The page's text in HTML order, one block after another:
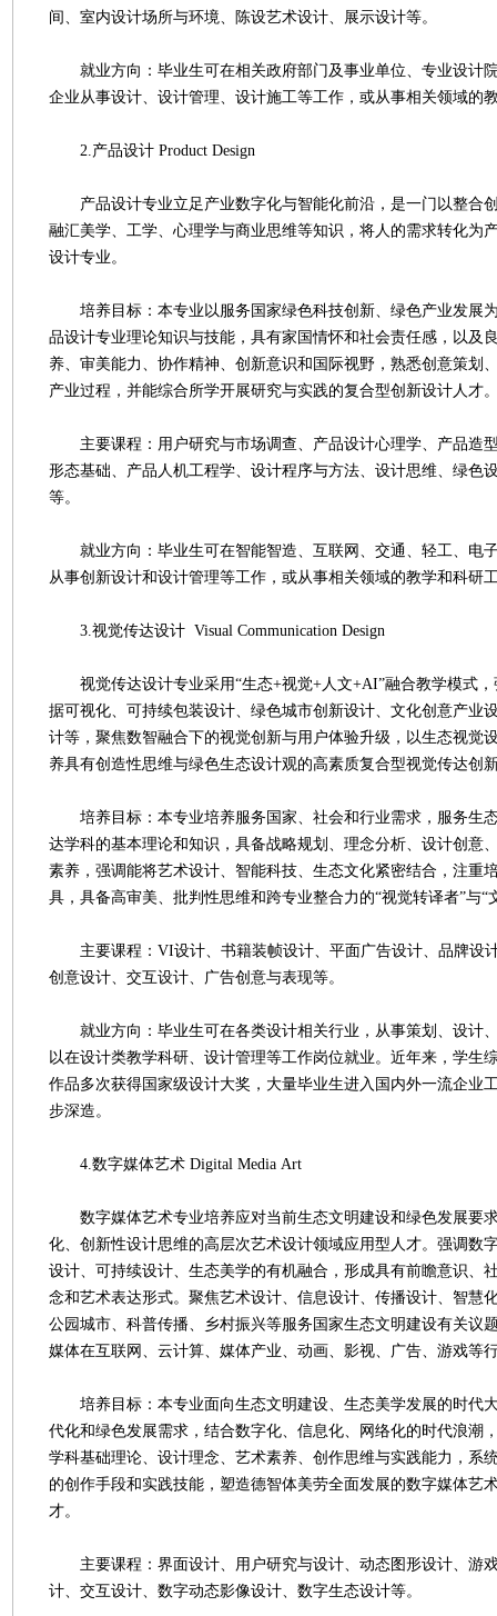
间、室内设计场所与环境、陈设艺术设计、展示设计等。
就业方向：毕业生可在相关政府部门及事业单位、专业设计
企业从事设计、设计管理、设计施工等工作，或从事相关领域的
2.产品设计 Product Design
产品设计专业立足产业数字化与智能化前沿，是一门以整合
融汇美学、工学、心理学与商业思维等知识，将人的需求转化为
设计专业。
培养目标：本专业以服务国家绿色科技创新、绿色产业发展
品设计专业理论知识与技能，具有家国情怀和社会责任感，以及
养、审美能力、协作精神、创新意识和国际视野，熟悉创意策划
产业过程，并能综合所学开展研究与实践的复合型创新设计人才
主要课程：用户研究与市场调查、产品设计心理学、产品造
形态基础、产品人机工程学、设计程序与方法、设计思维、绿色
等。
就业方向：毕业生可在智能智造、互联网、交通、轻工、电
从事创新设计和设计管理等工作，或从事相关领域的教学和科研
3.视觉传达设计 Visual Communication Design
视觉传达设计专业采用“生态+视觉+人文+AI”融合教学模式，
据可视化、可持续包装设计、绿色城市创新设计、文化创意产业
计等，聚焦数智融合下的视觉创新与用户体验升级，以生态视觉
养具有创造性思维与绿色生态设计观的高素质复合型视觉传达创
培养目标：本专业培养服务国家、社会和行业需求，服务生
达学科的基本理论和知识，具备战略规划、理念分析、设计创意
素养，强调能将艺术设计、智能科技、生态文化紧密结合，注重
具，具备高审美、批判性思维和跨专业整合力的“视觉转译者”与“
主要课程：VI设计、书籍装帧设计、平面广告设计、品牌设
创意设计、交互设计、广告创意与表现等。
就业方向：毕业生可在各类设计相关行业，从事策划、设计
以在设计类教学科研、设计管理等工作岗位就业。近年来，学生
作品多次获得国家级设计大奖，大量毕业生进入国内外一流企业
步深造。
4.数字媒体艺术 Digital Media Art
数字媒体艺术专业培养应对当前生态文明建设和绿色发展要
化、创新性设计思维的高层次艺术设计领域应用型人才。强调数
设计、可持续设计、生态美学的有机融合，形成具有前瞻意识、
念和艺术表达形式。聚焦艺术设计、信息设计、传播设计、智慧
公园城市、科普传播、乡村振兴等服务国家生态文明建设有关议
媒体在互联网、云计算、媒体产业、动画、影视、广告、游戏等
培养目标：本专业面向生态文明建设、生态美学发展的时代
代化和绿色发展需求，结合数字化、信息化、网络化的时代浪潮
学科基础理论、设计理念、艺术素养、创作思维与实践能力，系
的创作手段和实践技能，塑造德智体美劳全面发展的数字媒体艺
才。
主要课程：界面设计、用户研究与设计、动态图形设计、游
计、交互设计、数字动态影像设计、数字生态设计等。